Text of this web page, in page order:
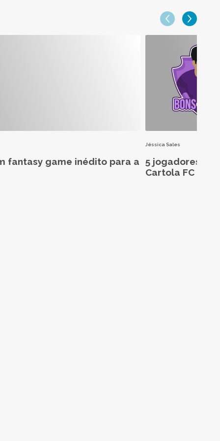
fantasy game inédito para a
Jéssica Sales
5 jogadores
Cartola FC 2026